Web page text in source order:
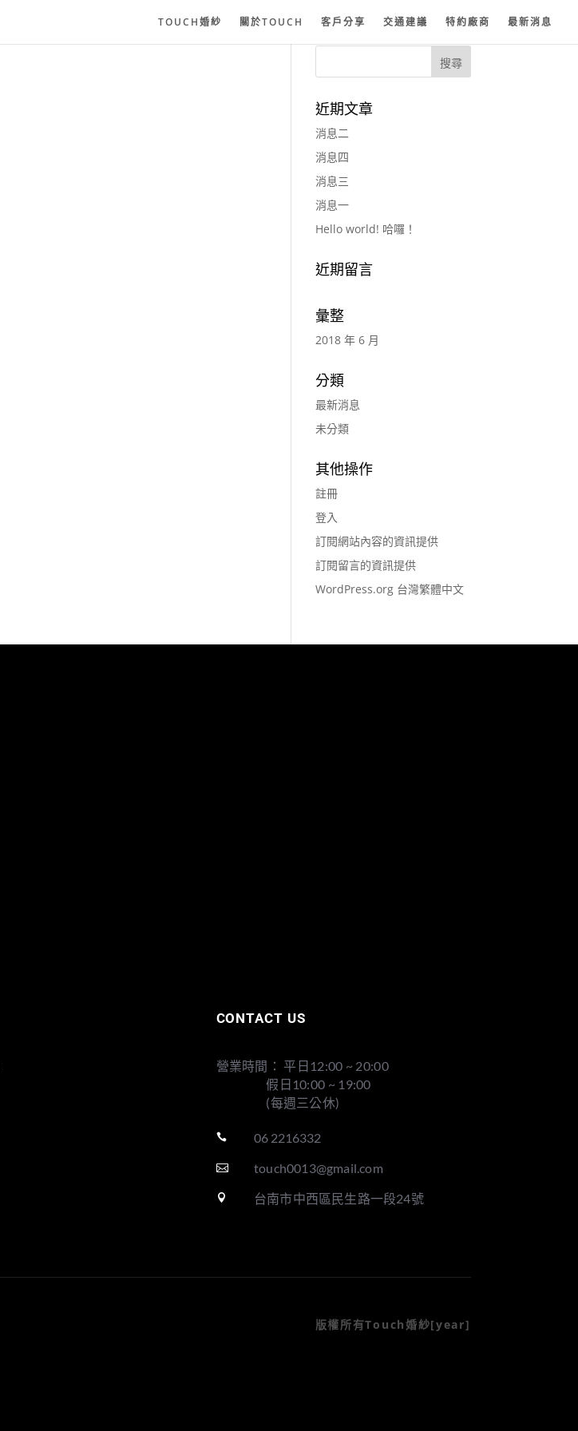
TOUCH婚紗 關於TOUCH 客戶分享 交通建議 特約廠商 最新消息
近期文章
消息二
消息四
消息三
消息一
Hello world! 哈囉！
近期留言
彙整
2018 年 6 月
分類
最新消息
未分類
其他操作
註冊
登入
訂閱網站內容的資訊提供
訂閱留言的資訊提供
WordPress.org 台灣繁體中文
CONTACT US
營業時間： 平日12:00 ~ 20:00
假日10:00 ~ 19:00
(每週三公休)
 06 2216332
 touch0013@gmail.com
 台南市中西區民生路一段24號
版權所有Touch婚紗[year]